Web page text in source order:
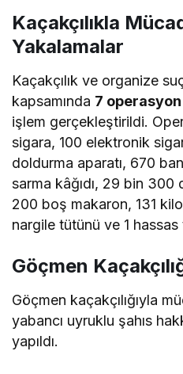
Kaçakçılıkla
Yakalamalar
Kaçakçılık ve organize
kapsamında 7 operasyon
işlem gerçekleştirildi.
sigara, 100 elektronik
doldurma aparatı, 670
sarma kâğıdı, 29 bin 300
200 boş makaron, 131 kilo
nargile tütünü ve 1
Göçmen
Göçmen kaçakçılığıyla
yabancı uyruklu şahıs
yapıldı.